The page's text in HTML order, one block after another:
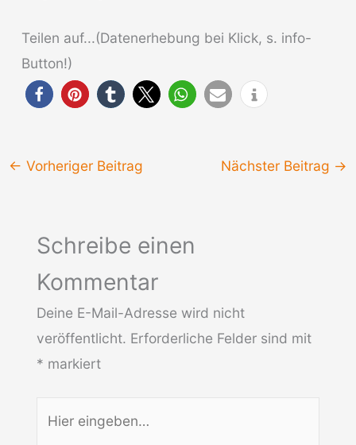
Teilen auf...(Datenerhebung bei Klick, s. info-
Button!)
← Vorheriger Beitrag Nächster Beitrag →
Schreibe einen
Kommentar
Deine E-Mail-Adresse wird nicht
veröffentlicht. Erforderliche Felder sind mit
* markiert
eingeben…